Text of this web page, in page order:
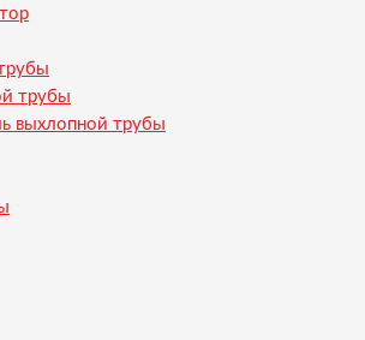
трубы
выхлопной трубы